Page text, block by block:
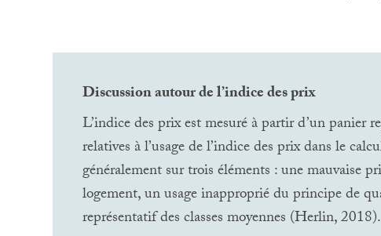
Discussion autour de l’indice des prix
L’indice des prix est mesuré à partir d’un panier
relatives à l’usage de l’indice des prix dans le
généralement sur trois éléments : une mauvaise
logement, un usage inapproprié du principe de
représentatif des classes moyennes (Herlin, 2018).